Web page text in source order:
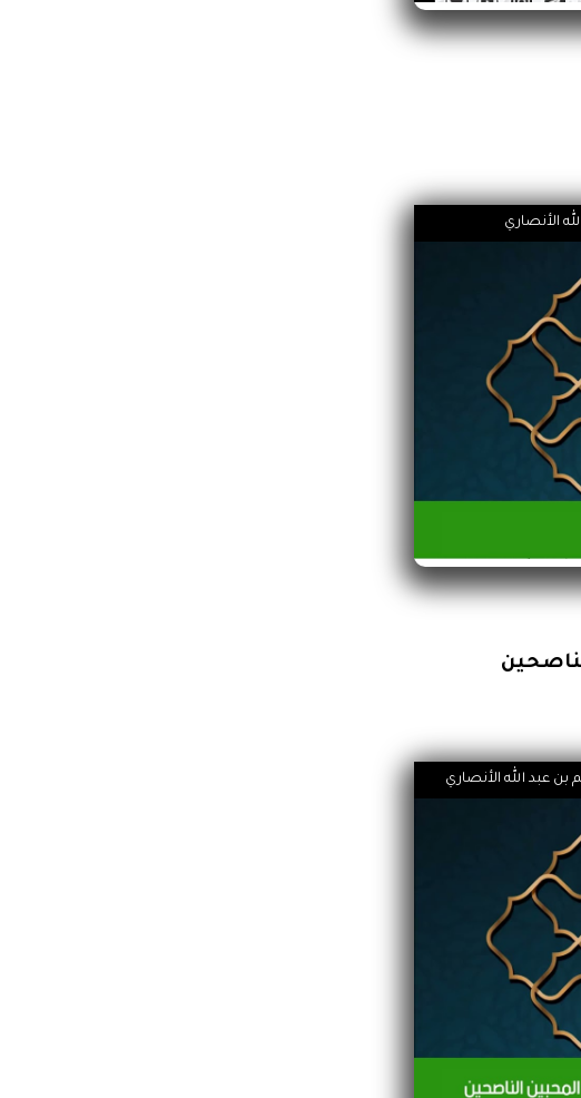
الأنصاري
بن عبد الله الأنصاري